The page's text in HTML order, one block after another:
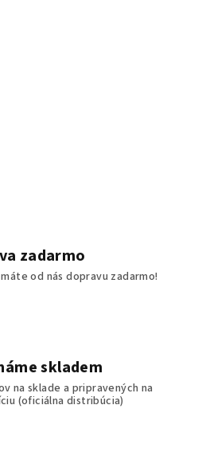
zadarmo
máte od nás dopravu zadarmo!
skladem
na sklade a pripravených na
(oficiálna distribúcia)